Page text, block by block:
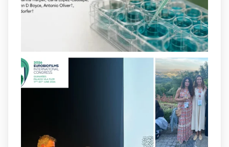
https://www.frontiersin.org/journals/cellular-
and-infection-...
2 4 X
8 Jul
Our latest publication on dual β-lactam
therapy for the treatment of multidrug-
resistant P. aeruginosa infections is now
available.This work is the result of a